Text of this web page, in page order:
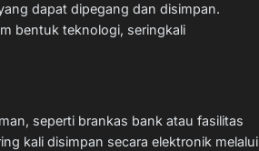
dapat dipegang dan disimpan.
bentuk teknologi, seringkali
seperti brankas bank atau fasilitas
kali disimpan secara elektronik melalui